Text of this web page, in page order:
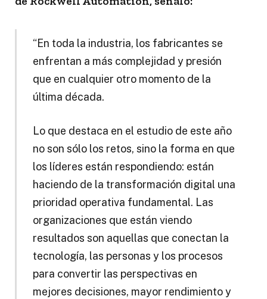
“En toda la industria, los fabricantes se
enfrentan a más complejidad y presión
que en cualquier otro momento de la
última década.
Lo que destaca en el estudio de este año
no son sólo los retos, sino la forma en que
los líderes están respondiendo: están
haciendo de la transformación digital una
prioridad operativa fundamental. Las
organizaciones que están viendo
resultados son aquellas que conectan la
tecnología, las personas y los procesos
para convertir las perspectivas en
mejores decisiones, mayor rendimiento y